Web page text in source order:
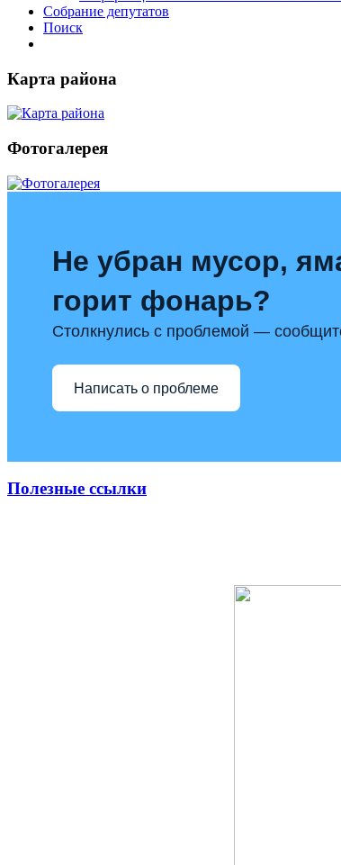
Собрание депутатов
Поиск
Карта района
Фотогалерея
Не убран мусор,
горит фонарь?
Столкнулись с проблемой —
Написать о проблеме
Полезные ссылки